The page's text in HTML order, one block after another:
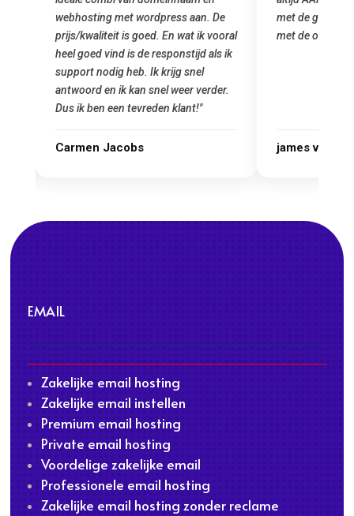
aan. De
wat ik vooral
als ik
verder.
met de grote jongens en dus nu al blij
met de overstap!"
james van oranje
EMAIL
Zakelijke email hosting
Zakelijke email instellen
Premium email hosting
Private email hosting
Voordelige zakelijke email
Professionele email hosting
Zakelijke email hosting zonder reclame